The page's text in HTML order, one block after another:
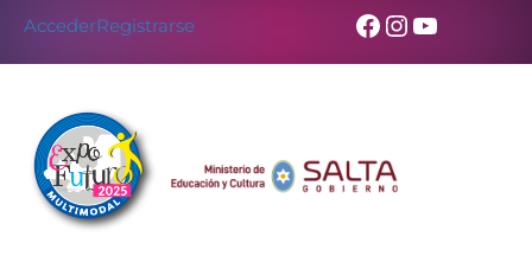
AccederRegistrarse Facebook
Instagram
YouTube